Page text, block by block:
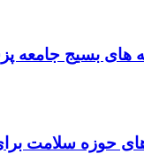
های بسیج جامعه
های حوزه سلامت